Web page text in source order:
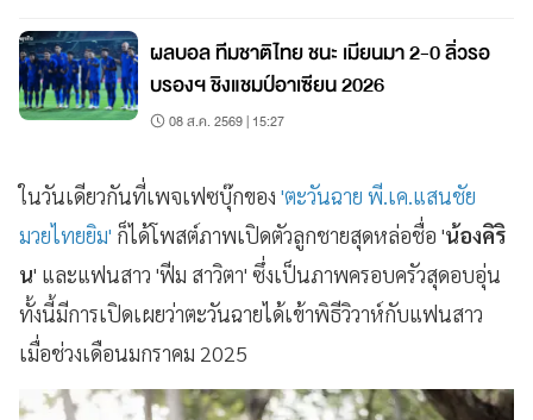
ผลบอล ทีมชาติไทย ชนะ เมียนมา 2-0 ลิ่วรอ
บรองฯ ชิงแชมป์อาเซียน 2026
08 ส.ค. 2569 | 15:27
ในวันเดียวกันที่เพจเฟซบุ๊กของ 'ตะวันฉาย พี.เค.แสนชัย
มวยไทยยิม' ก็ได้โพสต์ภาพเปิดตัวลูกชายสุดหล่อชื่อ 'น้องคิริ
น' และแฟนสาว 'ฟีม สาวิตา' ซึ่งเป็นภาพครอบครัวสุดอบอุ่น
ทั้งนี้มีการเปิดเผยว่าตะวันฉายได้เข้าพิธีวิวาห์กับแฟนสาว
เมื่อช่วงเดือนมกราคม 2025